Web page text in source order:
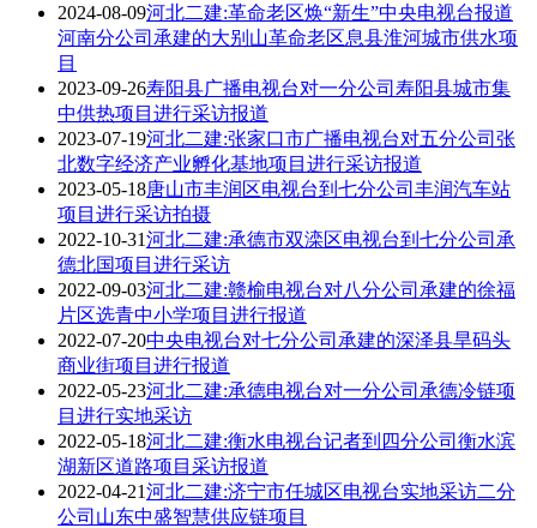
2024-08-09河北二建:革命老区焕“新生”中央电视台报道
河南分公司承建的大别山革命老区息县淮河城市供水项
目
2023-09-26寿阳县广播电视台对一分公司寿阳县城市集
中供热项目进行采访报道
2023-07-19河北二建:张家口市广播电视台对五分公司张
北数字经济产业孵化基地项目进行采访报道
2023-05-18唐山市丰润区电视台到七分公司丰润汽车站
项目进行采访拍摄
2022-10-31河北二建:承德市双滦区电视台到七分公司承
德北国项目进行采访
2022-09-03河北二建:赣榆电视台对八分公司承建的徐福
片区选青中小学项目进行报道
2022-07-20中央电视台对七分公司承建的深泽县旱码头
商业街项目进行报道
2022-05-23河北二建:承德电视台对一分公司承德冷链项
目进行实地采访
2022-05-18河北二建:衡水电视台记者到四分公司衡水滨
湖新区道路项目采访报道
2022-04-21河北二建:济宁市任城区电视台实地采访二分
公司山东中盛智慧供应链项目